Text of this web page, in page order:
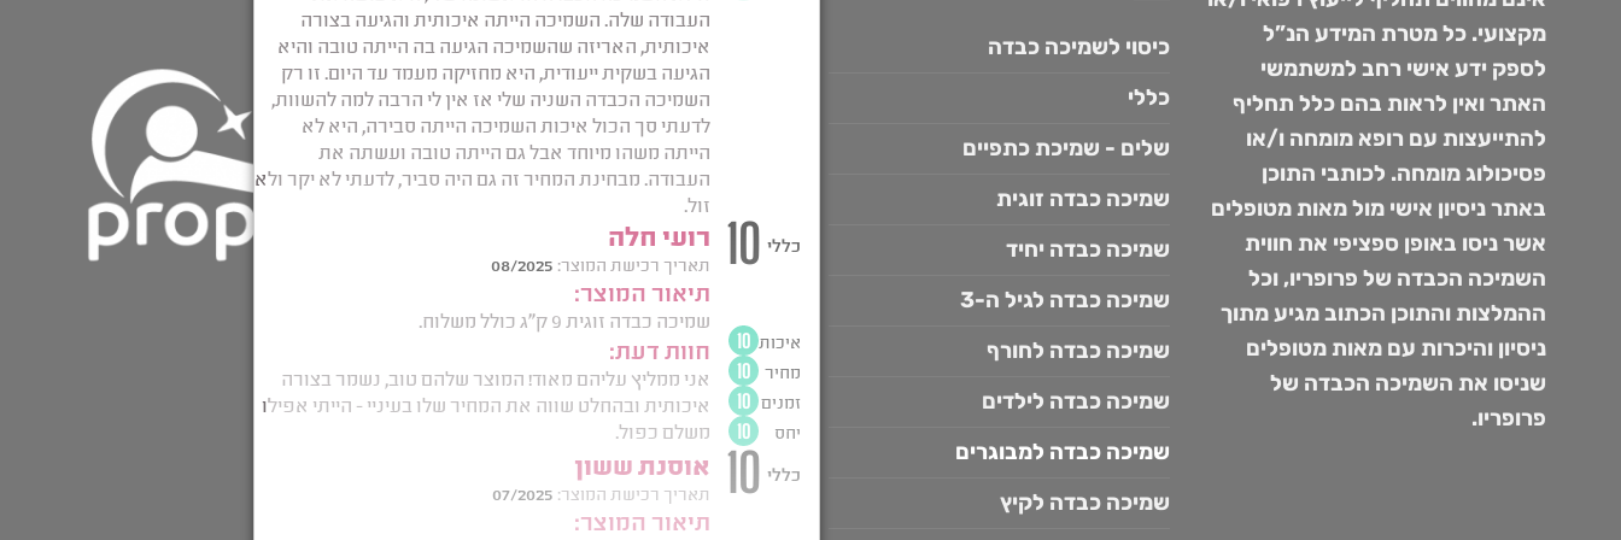
מקצועי. כל מטרת המידע הנ”ל
לספק ידע אישי רחב למשתמשי
האתר ואין לראות בהם כלל תחליף
להתייעצות עם רופא מומחה ו/או
פסיכולוג מומחה. לכותבי התוכן
באתר ניסיון אישי מול מאות מטופלים
אשר ניסו באופן ספציפי את חווית
השמיכה הכבדה של פרופריו, וכל
ההמלצות והתוכן הכתוב מגיע מתוך
ניסיון והיכרות עם מאות מטופלים
שניסו את השמיכה הכבדה של
פרופריו.
כיסוי לשמיכה כבדה
כללי
שלים - שמיכת כתפיים
שמיכה כבדה זוגית
שמיכה כבדה יחיד
שמיכה כבדה לגיל ה-3
שמיכה כבדה לחורף
שמיכה כבדה לילדים
שמיכה כבדה למבוגרים
שמיכה כבדה לקיץ
איפה קונים שמיכה כבדה
בד קטיפה איכותי
הפרעות שינה אצל מבוגרים
חוסר שינה בלילה
טיפול בטראומה
טיפול בטראומה מינית
טיפול טבעי בחרדה
כיסוי לשמיכה
כיסוי לשמיכה כבדה
ממה עשויה שמיכה כבדה
פרופריו שמיכה כבדה
שלים לכתפיים
שמיכה טיפולית כבדה
שמיכה כבדה
שמיכה כבדה במבוק